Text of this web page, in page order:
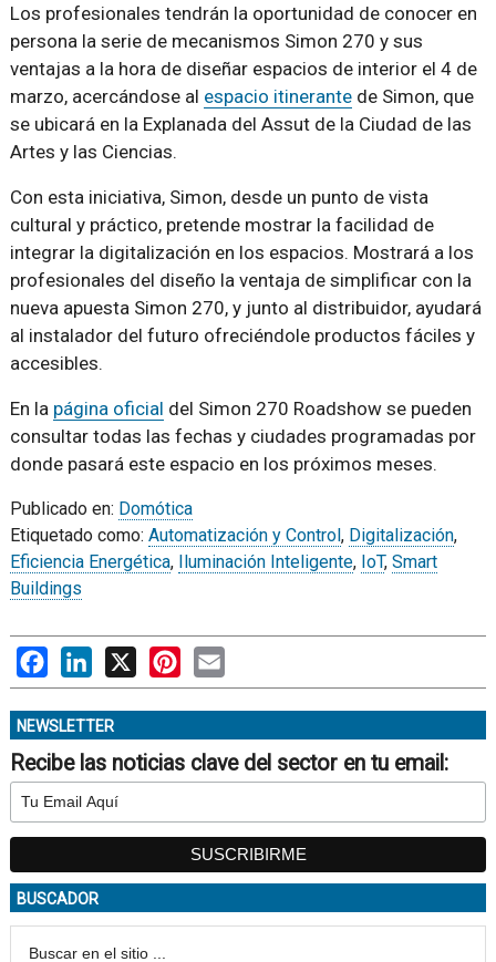
Los profesionales tendrán la oportunidad de conocer en
persona la serie de mecanismos Simon 270 y sus
ventajas a la hora de diseñar espacios de interior el 4 de
marzo, acercándose al espacio itinerantede Simon, que
se ubicará en la Explanada del Assut de la Ciudad de las
Artes y las Ciencias.
Con esta iniciativa, Simon, desde un punto de vista
cultural y práctico, pretende mostrar la facilidad de
integrar la digitalización en los espacios. Mostrará a los
profesionales del diseño la ventaja de simplificar con la
nueva apuesta Simon 270, y junto al distribuidor, ayudará
al instalador del futuro ofreciéndole productos fáciles y
accesibles.
En la página oficial del Simon 270 Roadshow se pueden
consultar todas las fechas y ciudades programadas por
donde pasará este espacio en los próximos meses.
Publicado en: Domótica
Etiquetado como: Automatización y Control, Digitalización,
Eficiencia Energética, Iluminación Inteligente, IoT, Smart
Buildings
FacebookLinkedIn
X PinterestEmail
NEWSLETTER
Recibe las noticias clave del sector en tu email:
BUSCADOR